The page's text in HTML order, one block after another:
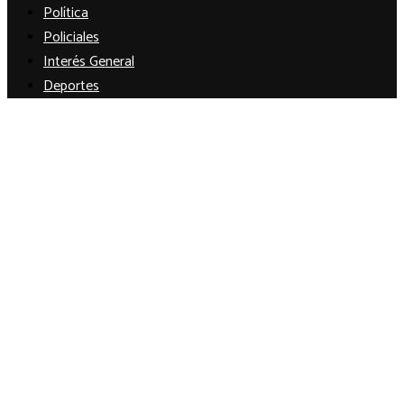
Política
Policiales
Interés General
Deportes